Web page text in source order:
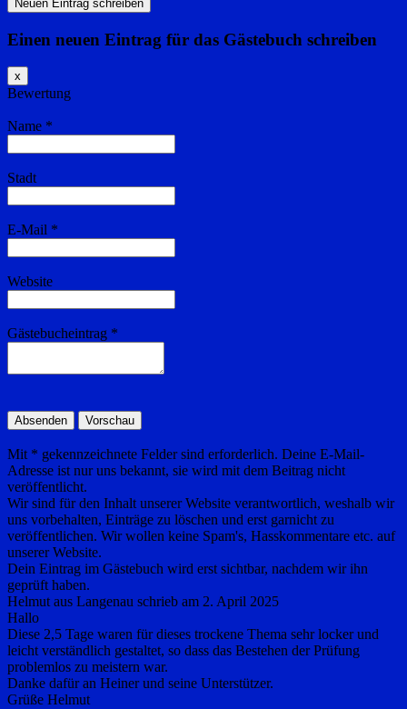
Einen neuen Eintrag für das Gästebuch schreiben
x
Formular
ausblenden
Bewertung
Name *
Stadt
E-Mail *
Website
Gästebucheintrag *
Mit * gekennzeichnete Felder sind erforderlich. Deine E-Mail-
Adresse ist nur uns bekannt, sie wird mit dem Beitrag nicht
veröffentlicht.
Wir sind für den Inhalt unserer Website verantwortlich, weshalb wir
uns vorbehalten, Einträge zu löschen und erst garnicht zu
veröffentlichen. Wir wollen keine Spam's, Hasskommentare etc. auf
unserer Website.
Dein Eintrag im Gästebuch wird erst sichtbar, nachdem wir ihn
geprüft haben.
Helmut aus Langenau schrieb am 2. April 2025
Hallo
Diese 2,5 Tage waren für dieses trockene Thema sehr locker und
leicht verständlich gestaltet, so dass das Bestehen der Prüfung
problemlos zu meistern war.
Danke dafür an Heiner und seine Unterstützer.
Grüße Helmut